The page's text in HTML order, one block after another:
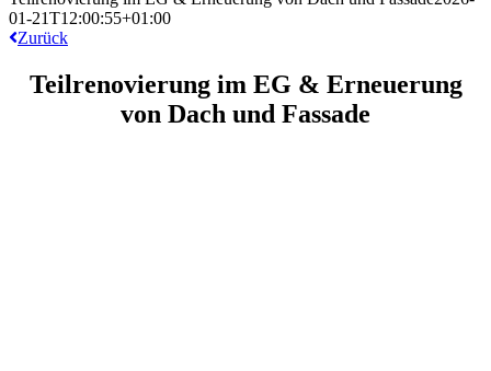
01-21T12:00:55+01:00
Zurück
Teilrenovierung im EG & Erneuerung
von Dach und Fassade